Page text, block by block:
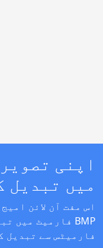
میں تبدیل
اس مفت آن لائن
فارمیٹس سے تبدیل